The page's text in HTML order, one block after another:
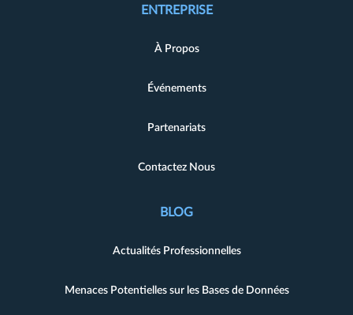
ENTREPRISE
À Propos
Événements
Partenariats
Contactez Nous
BLOG
Actualités Professionnelles
Menaces Potentielles sur les Bases de Données